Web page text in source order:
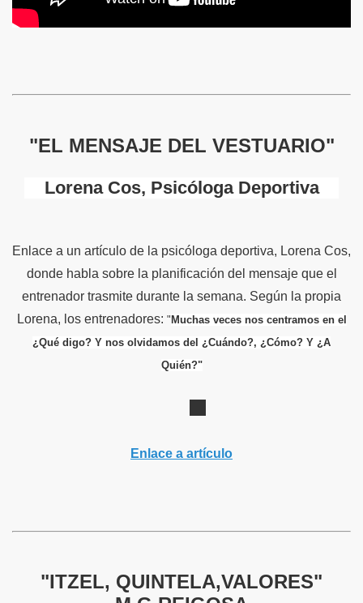
"EL MENSAJE DEL VESTUARIO"
Lorena Cos, Psicóloga Deportiva
Enlace a un artículo de la psicóloga deportiva, Lorena Cos,
donde habla sobre la planificación del mensaje que el
entrenador trasmite durante la semana. Según la propia
Lorena, los entrenadores: " Muchas veces nos centramos en el
¿Qué digo? Y nos olvidamos del ¿Cuándo?, ¿Cómo? Y ¿A
Quién?"
Enlace a artículo
"ITZEL, QUINTELA,VALORES"